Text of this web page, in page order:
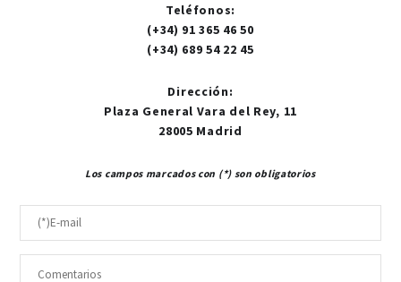
Teléfonos:
(+34) 91 365 46 50
(+34) 689 54 22 45
Dirección:
Plaza General Vara del Rey, 11
28005 Madrid
Los campos marcados con (*) son obligatorios